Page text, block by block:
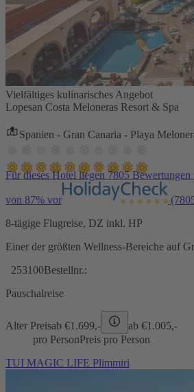
Vielfältiges kulinarisches Angebot
Lopesan Costa Meloneras Resort & Spa
Spanien - Gran Canaria - Playa
Für dieses Hotel liegen 7805
von 87% vor
8-tägige Flugreise, DZ inkl. HP
Einer der größten Wellness-Bereiche auf
253100Bestellnr.:
Pauschalreise
Alter Preisab €1.699,- ab €1.005,-
pro PersonPreis pro Person
TUI MAGIC LIFE Plimmiri